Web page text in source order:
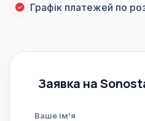
Графік платежей по
Заявка на
Ваше ім'я